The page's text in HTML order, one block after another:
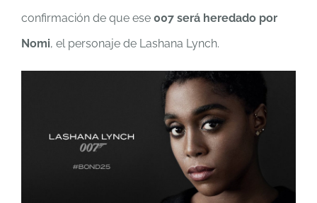
confirmación de que ese 007 será heredado por
Nomi, el personaje de Lashana Lynch.